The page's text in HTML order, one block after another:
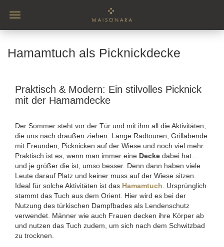
Hamamtuch als Picknickdecke
Praktisch & Modern: Ein stilvolles Picknick
mit der Hamamdecke
Der Sommer steht vor der Tür und mit ihm all die Aktivitäten,
die uns nach draußen ziehen: Lange Radtouren, Grillabende
mit Freunden, Picknicken auf der Wiese und noch viel mehr.
Praktisch ist es, wenn man immer eine Decke dabei hat…
und je größer die ist, umso besser. Denn dann haben viele
Leute darauf Platz und keiner muss auf der Wiese sitzen.
Ideal für solche Aktivitäten ist das Hamamtuch . Ursprünglich
stammt das Tuch aus dem Orient. Hier wird es bei der
Nutzung des türkischen Dampfbades als Lendenschutz
verwendet. Männer wie auch Frauen decken ihre Körper ab
und nutzen das Tuch zudem, um sich nach dem Schwitzbad
zu trocknen.